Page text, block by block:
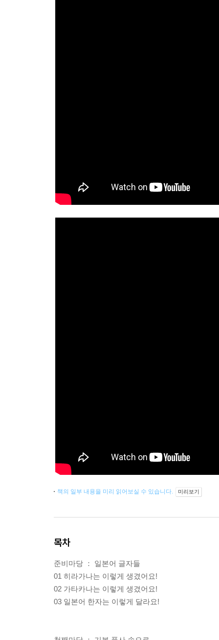
책의 일부 내용을 미리 읽어보실 수 있습니다. 미리보기
목차
준비마당 ： 일본어 글자들
01 히라가나는 이렇게 생겼어요!
02 가타카나는 이렇게 생겼어요!
03 일본어 한자는 이렇게 달라요!